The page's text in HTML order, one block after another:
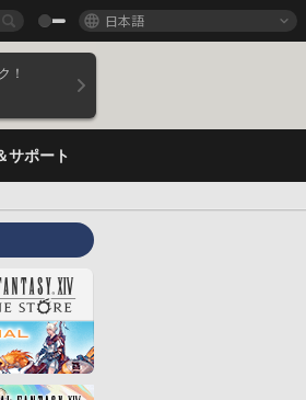
日本語
！
サポート